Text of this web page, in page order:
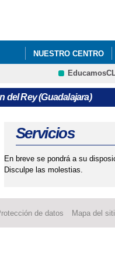
NUESTRO CENTRO
ERASMUS+
CRFP
del Rey (Guadalajara)
Servicios
En breve se pondrá a su
Disculpe las molestias.
de datos Mapa del